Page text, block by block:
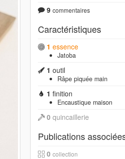
9 commentaires
Caractéristiques
1 essence
Jatoba
1 outil
Râpe piquée main
1 finition
Encaustique maison
0 quincaillerie
Publications
0 collection